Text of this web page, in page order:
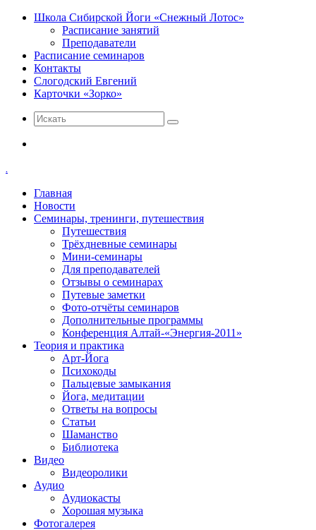
Школа Сибирской Йоги «Снежный Лотос»
Расписание занятий
Преподаватели
Расписание семинаров
Контакты
Слогодский Евгений
Карточки «Зорко»
Искать
.
Главная
Новости
Семинары, тренинги, путешествия
Путешествия
Трёхдневные семинары
Мини-семинары
Для преподавателей
Отзывы о семинарах
Путевые заметки
Фото-отчёты семинаров
Дополнительные программы
Конференция Алтай-«Энергия-2011»
Теория и практика
Арт-Йога
Психокоды
Пальцевые замыкания
Йога, медитации
Ответы на вопросы
Статьи
Шаманство
Библиотека
Видео
Видеоролики
Аудио
Аудиокасты
Хорошая музыка
Фотогалерея